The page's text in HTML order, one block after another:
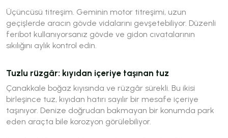
Üçüncüsü titreşim. Geminin motor titreşimi, uzun
geçişlerde aracın gövde vidalarını gevşetebiliyor. Düzenli
feribot kullanıyorsanız gövde ve gidon cıvatalarının
sıkılığını aylık kontrol edin.
Tuzlu rüzgâr: kıyıdan içeriye taşınan tuz
Çanakkale boğaz kıyısında ve rüzgâr sürekli. Bu ikisi
birleşince tuz, kıyıdan hatırı sayılır bir mesafe içeriye
taşınıyor. Denize doğrudan bakmayan bir konumda park
eden araçta bile korozyon görülebiliyor.